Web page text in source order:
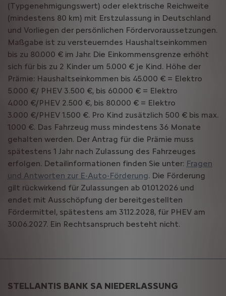
(Typgenehmigungswert) oder elektrische Reichweite
(mindestens 80 km) mit Erstzulassung in Deutschland
und Vorliegen der persönlichen Fördervoraussetzungen.
Maßgabe ist zu versteuerndes Haushaltseinkommen
bis zu 80.000 € im Jahr. Die Einkommensgrenze erhöht
sich für bis zu 2 Kinder um 5.000 € je Kind. Höhe der
Prämie: Haushaltseinkommen bis 45.000 € = Elektro
5.000 €/ PHEV 3.500 €, bis 60.000 € = Elektro
4.000 €/PHEV 2.500 €, bis 80.000 € = Elektro
3.000 €/PHEV 1.500 €. Pro Kind zusätzlich 500 € bis max.
1.000 €. Das Fahrzeug muss mindestens 36 Monate
gehalten werden. Der Antrag für die Prämie muss
spätestens 1 Jahr nach Zulassung des Fahrzeuges
erfolgen. Detailinformationen finden Sie unter: Fragen
und Antworten zur E-Auto-Förderung. Die Förderung
gilt rückwirkend für Zulassungen ab 01.01.2026 und
endet mit Ausschöpfung der bereitgestellten
Fördermittel, spätestens am 31.12.2028, für PHEV am
30.06.2027. Ein Rechtsanspruch besteht nicht.
STELLANTIS BANK SA NIEDERLASSUNG